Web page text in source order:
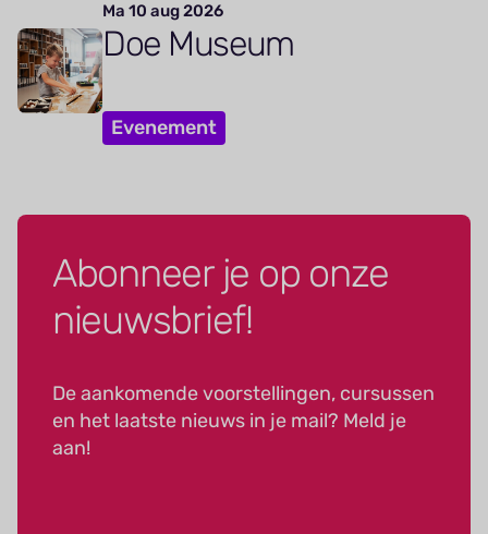
Ma 10 aug 2026
Doe Museum
Evenement
Abonneer je op onze
nieuwsbrief!
De aankomende voorstellingen, cursussen
en het laatste nieuws in je mail? Meld je
aan!